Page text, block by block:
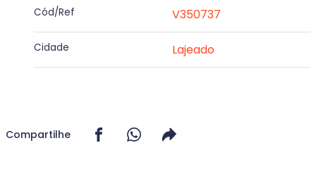
Cód/Ref V350737
Cidade Lajeado
Compartilhe